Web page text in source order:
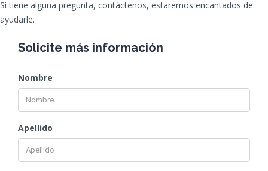
Si tiene alguna pregunta, contáctenos, estaremos encantados de
ayudarle.
Solicite más información
Nombre
Apellido